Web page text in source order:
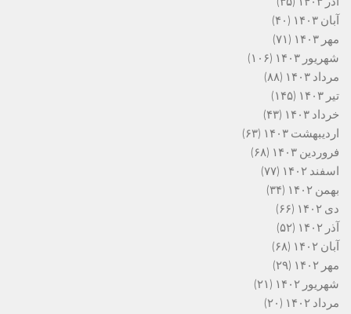
آبان ۱۴۰۳
(۴۰)
مهر ۱۴۰۳
(۷۱)
شهریور ۱۴۰۳
(۱۰۶)
مرداد ۱۴۰۳
(۸۸)
تیر ۱۴۰۳
(۱۴۵)
خرداد ۱۴۰۳
(۴۳)
اردیبهشت ۱۴۰۳
(۶۳)
فروردین ۱۴۰۳
(۶۸)
اسفند ۱۴۰۲
(۷۷)
بهمن ۱۴۰۲
(۳۴)
دی ۱۴۰۲
(۶۶)
آذر ۱۴۰۲
(۵۲)
آبان ۱۴۰۲
(۶۸)
مهر ۱۴۰۲
(۲۹)
شهریور ۱۴۰۲
(۲۱)
مرداد ۱۴۰۲
(۲۰)